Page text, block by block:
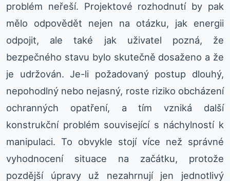
problém neřeší. Projektové rozhodnutí by pak
mělo odpovědět nejen na otázku, jak energii
odpojit, ale také jak uživatel pozná, že
bezpečného stavu bylo skutečně dosaženo a že
je udržován. Je-li požadovaný postup dlouhý,
nepohodlný nebo nejasný, roste riziko obcházení
ochranných opatření, a tím vzniká další
konstrukční problém související s náchylností k
manipulaci. To obvykle stojí více než správné
vyhodnocení situace na začátku, protože
pozdější úpravy už nezahrnují jen jednotlivý